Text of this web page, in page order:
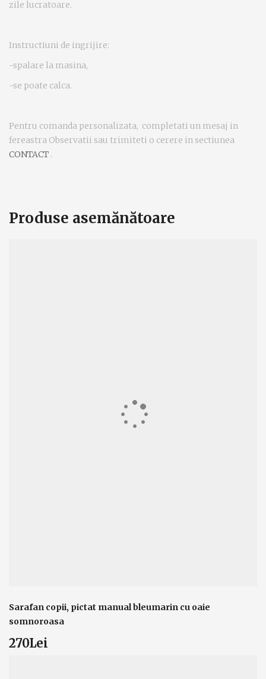
zile lucratoare.
Instructiuni de ingrijire:
-spalare la masina,
-se poate calca.
Pentru comanda personalizata, completati un mesaj in
fereastra Observatii sau trimiteti o cerere in sectiunea
CONTACT .
Produse asemănătoare
Sarafan copii, pictat manual bleumarin cu oaie
somnoroasa
270Lei